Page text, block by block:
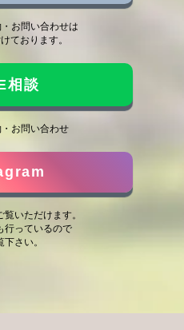
お問い合わせは
ております。
相談
お問い合わせ
いただけます。
行っているので
さい。